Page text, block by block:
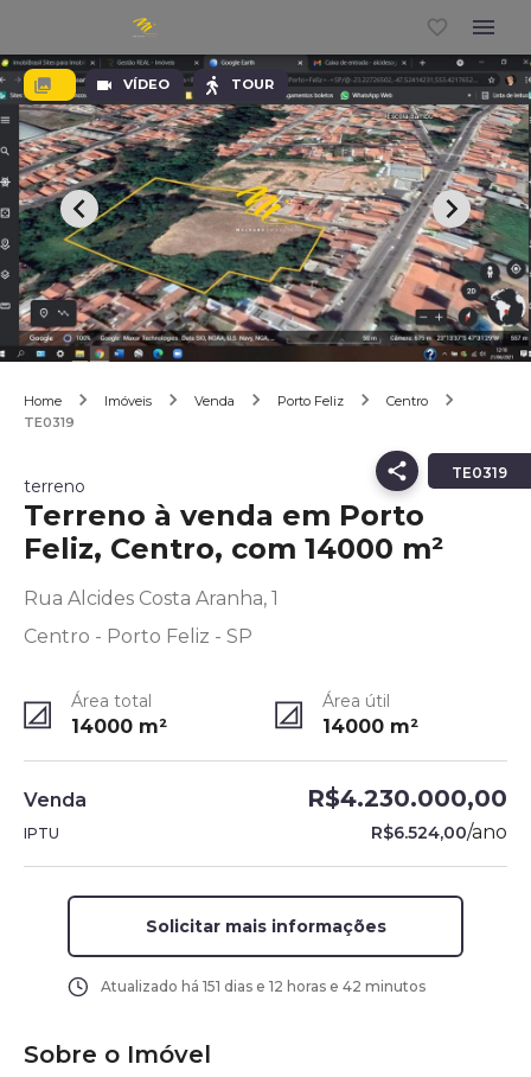
VÍDEO TOUR
Home Imóveis Venda Porto Feliz
Centro
TE0319
TE0319
terreno
Terreno à venda em Porto
Feliz, Centro, com 14000 m²
Rua Alcides Costa Aranha, 1
Centro - Porto Feliz - SP
Área total
14000 m²
Área útil
14000 m²
Venda R$4.230.000,00
IPTU R$6.524,00/ano
Solicitar mais informações
Atualizado há 151 dias e 12 horas e 42 minutos
Sobre o Imóvel